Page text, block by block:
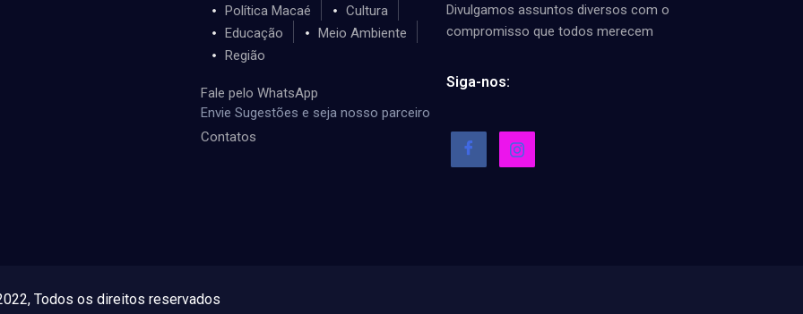
Política Macaé
Cultura
Educação
Meio Ambiente
Região
Fale pelo WhatsApp
Envie Sugestões e seja nosso parceiro
Contatos
Divulgamos assuntos diversos com o
compromisso que todos merecem
Siga-nos:
Todos os direitos reservados